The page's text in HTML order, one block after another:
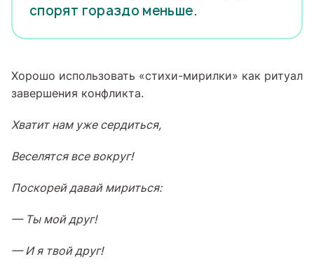
спорят гораздо меньше.
Хорошо использовать «стихи-мирилки» как ритуал
завершения конфликта.
Хватит нам уже сердиться,
Веселятся все вокруг!
Поскорей давай мириться:
— Ты мой друг!
— И я твой друг!